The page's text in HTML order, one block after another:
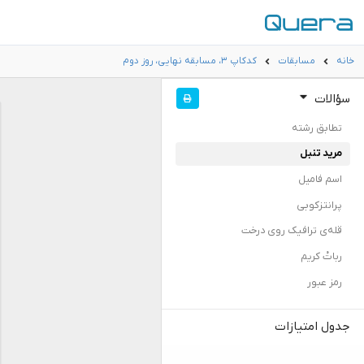
خانه مسابقات کدکاپ ۳، مسابقه نهایی، روز دوم
سؤالات
تطابق رشته
مرید تنبل
اسم فامیل
پرانتزکوبی
قله‌ی ترافیک روی درخت
رباتْ کریم
رمز عبور
جدول امتیازات